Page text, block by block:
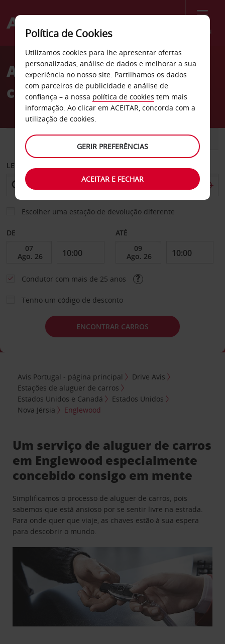
Menu
Welcome
AvisAluguer de
carros Englewood
CARRO COMERCIAIS
LEVANTAR EM
Escolher uma estação de devolução diferente
DE ATÉ
Condutor com mais de 25 anos
Tenho um código de desconto
ENCONTRAR CARROS
Avis Portugal - página principal
Drive Avis
Estações de aluguer de carros
Estados Unidos e Canadá
Estados Unidos
Nova Jérsia
Englewood
Um serviço de aluguer de carros
em Englewood especialmente
concebido consigo em mente
Simplificamos o processo de aluguer de carros, pois
sabemos que está ansioso por se sentir livre na estrada.
Para onde quer que viaje, as chaves estão à sua espera
para descobrir o mundo.
Política de Cookies
Utilizamos cookies para lhe apresentar ofertas
personalizadas, análise de dados e melhorar a sua
experiência no nosso site. Partilhamos os dados
com parceiros de publicidade e análise de
confiança – a nossa política de cookies tem mais
informação. Ao clicar em ACEITAR, concorda com a
utilização de cookies.
GERIR PREFERÊNCIAS
ACEITAR E FECHAR